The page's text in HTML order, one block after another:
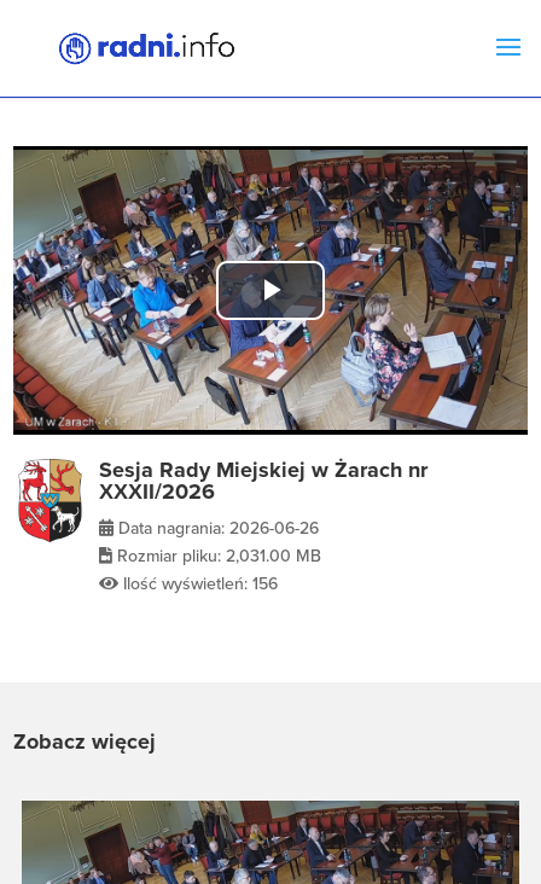
Play
Video
Sesja Rady Miejskiej w Żarach nr
XXXII/2026
Data nagrania: 2026-06-26
Rozmiar pliku: 2,031.00 MB
Ilość wyświetleń: 156
Zobacz więcej